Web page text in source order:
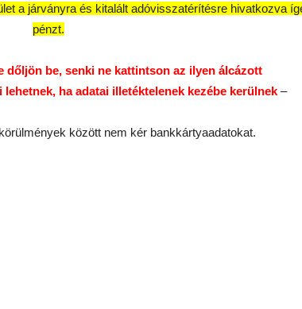
a járványra és kitalált adóvisszatérítésre hivatkozva
pénzt.
dőljön be, senki ne kattintson az ilyen álcázott
ha adatai illetéktelenek kezébe kerülnek –
között nem kér bankkártyaadatokat.